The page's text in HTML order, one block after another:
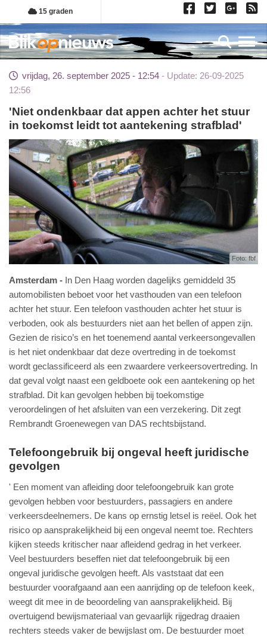
Overslaan
en
naar
de
gaan
15 graden
vrijdag, 26. september 2025 - 12:54
Update: 26-09-2025
12:56
'Niet ondenkbaar dat appen achter het stuur
in toekomst leidt tot aantekening strafblad'
Foto: fbf
Amsterdam
In Den Haag worden dagelijks gemiddeld 35
automobilisten beboet voor het vasthouden van een telefoon
achter het stuur. Een telefoon vasthouden achter het stuur is
verboden, ook als bestuurders niet aan het bellen of appen zijn.
Gezien de risico’s en het toenemend aantal verkeersongevallen
is het niet ondenkbaar dat deze overtreding in de toekomst
wordt geclassificeerd als een zwaardere verkeersovertreding. In
dat geval volgt naast een geldboete ook een aantekening op het
strafblad. Dit kan gevolgen hebben bij toekomstige
veroordelingen of het afsluiten van een verzekering. Dit zegt
Rembrandt Groenewegen van DAS rechtsbijstand.
Telefoongebruik bij ongeval heeft juridische
gevolgen
' Een moment van afleiding door telefoongebruik kan grote
gevolgen hebben voor bestuurders, passagiers en andere
verkeersdeelnemers. De kans op ernstig letsel is reëel. Ook het
risico op aansprakelijkheid bij een ongeval neemt toe. Rechters
kijken steeds kritischer naar afleidend gedrag in het verkeer.
Veel bestuurders beseffen niet dat telefoongebruik bij een
ongeval juridische gevolgen heeft. Als vaststaat dat een
bestuurder voorafgaand aan een aanrijding op de telefoon keek,
weegt dit mee in de beoordeling van aansprakelijkheid. Bij
overtuigend bewijsmateriaal van gevaarlijk rijgedrag draaien
rechters steeds vaker de bewijslast om. De bestuurder moet